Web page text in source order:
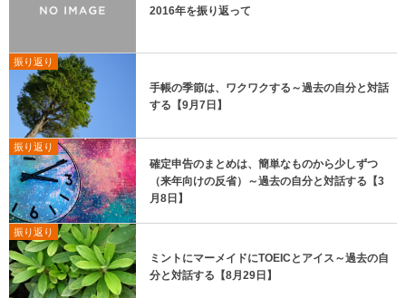
2016年を振り返って
振り返り
手帳の季節は、ワクワクする～過去の自分と対話
する【9月7日】
振り返り
確定申告のまとめは、簡単なものから少しずつ
（来年向けの反省）～過去の自分と対話する【3
月8日】
振り返り
ミントにマーメイドにTOEICとアイス～過去の自
分と対話する【8月29日】